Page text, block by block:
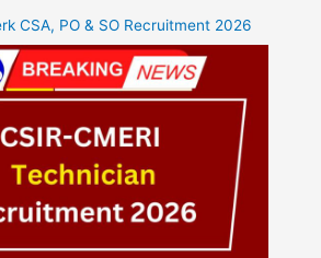
CSA, PO & SO Recruitment 2026